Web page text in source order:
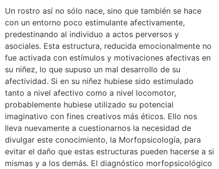
Un rostro así no sólo nace, sino que también se hace
con un entorno poco estimulante afectivamente,
predestinando al individuo a actos perversos y
asociales. Esta estructura, reducida emocionalmente no
fue activada con estímulos y motivaciones afectivas en
su niñez, lo que supuso un mal desarrollo de su
afectividad. Si en su niñez hubiese sido estimulado
tanto a nivel afectivo como a nivel locomotor,
probablemente hubiese utilizado su potencial
imaginativo con fines creativos más éticos. Ello nos
lleva nuevamente a cuestionarnos la necesidad de
divulgar este conocimiento, la Morfopsicología, para
evitar el daño que estas estructuras pueden hacerse a si
mismas y a los demás. El diagnóstico morfopsicológico